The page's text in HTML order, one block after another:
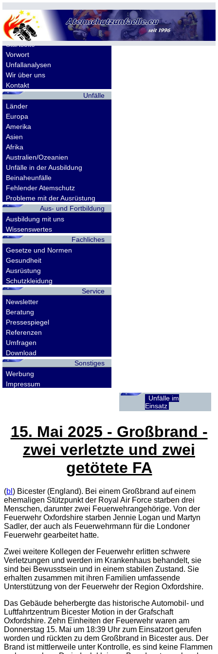
Allgemeines
Startseite
Vorwort
Unfallanalysen
Wir über uns
Kontakt
Unfälle
Länder
Europa
Amerika
Asien
Afrika
Australien/Ozeanien
Unfälle in der Ausbildung
Beinaheunfälle
Fehlender Atemschutz
Probleme mit der Ausrüstung
Aus- und Fortbildung
Ausbildung mit uns
Wissenswertes
Fachliches
Gesetze und Normen
Gesundheit
Ausrüstung
Schutzkleidung
Service
Newsletter
Beratung
Pressespiegel
Referenzen
Umfragen
Download
Sonstiges
Werbung
Impressum
Unfälle im
Einsatz
15. Mai 2025 - Großbrand -
zwei verletzte und zwei
getötete FA
(bl ) Bicester (England). Bei einem Großbrand auf einem
ehemaligen Stützpunkt der Royal Air Force starben drei
Menschen, darunter zwei Feuerwehrangehörige. Von der
Feuerwehr Oxfordshire starben Jennie Logan und Martyn
Sadler, der auch als Feuerwehrmann für die Londoner
Feuerwehr gearbeitet hatte.
Zwei weitere Kollegen der Feuerwehr erlitten schwere
Verletzungen und werden im Krankenhaus behandelt, sie
sind bei Bewusstsein und in einem stabilen Zustand. Sie
erhalten zusammen mit ihren Familien umfassende
Unterstützung von der Feuerwehr der Region Oxfordshire.
Das Gebäude beherbergte das historische Automobil- und
Luftfahrtzentrum Bicester Motion in der Grafschaft
Oxfordshire. Zehn Einheiten der Feuerwehr waren am
Donnerstag 15. Mai um 18:39 Uhr zum Einsatzort gerufen
worden und rückten zu dem Großbrand in Bicester aus. Der
Brand ist mittlerweile unter Kontrolle, es sind keine Flammen